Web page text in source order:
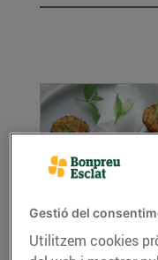
Gestió del
Utilitzem cookies